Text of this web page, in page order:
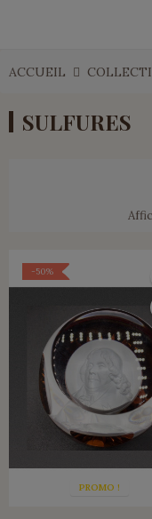
ACCUEIL
SULFURES
PROMO !
-50%